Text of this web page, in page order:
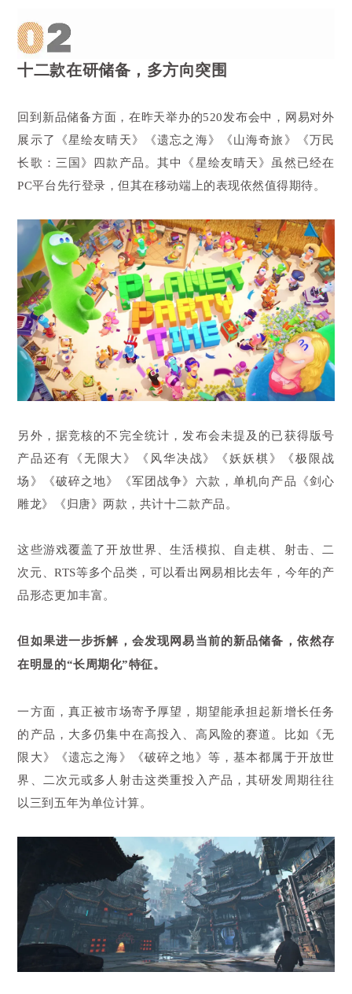
十二款在研储备，多方向突围
回到新品储备方面，在昨天举办的520发布会中，网易对外
展示了《星绘友晴天》《遗忘之海》《山海奇旅》《万民
长歌：三国》四款产品。其中《星绘友晴天》虽然已经在
PC平台先行登录，但其在移动端上的表现依然值得期待。
另外，据竞核的不完全统计，发布会未提及的已获得版号
产品还有《无限大》《风华决战》《妖妖棋》《极限战
场》《破碎之地》《军团战争》六款，单机向产品《剑心
雕龙》《归唐》两款，共计十二款产品。
这些游戏覆盖了开放世界、生活模拟、自走棋、射击、二
次元、RTS等多个品类，可以看出网易相比去年，今年的产
品形态更加丰富。
但如果进一步拆解，会发现网易当前的新品储备，依然存
在明显的“长周期化”特征。
一方面，真正被市场寄予厚望，期望能承担起新增长任务
的产品，大多仍集中在高投入、高风险的赛道。比如《无
限大》《遗忘之海》《破碎之地》等，基本都属于开放世
界、二次元或多人射击这类重投入产品，其研发周期往往
以三到五年为单位计算。